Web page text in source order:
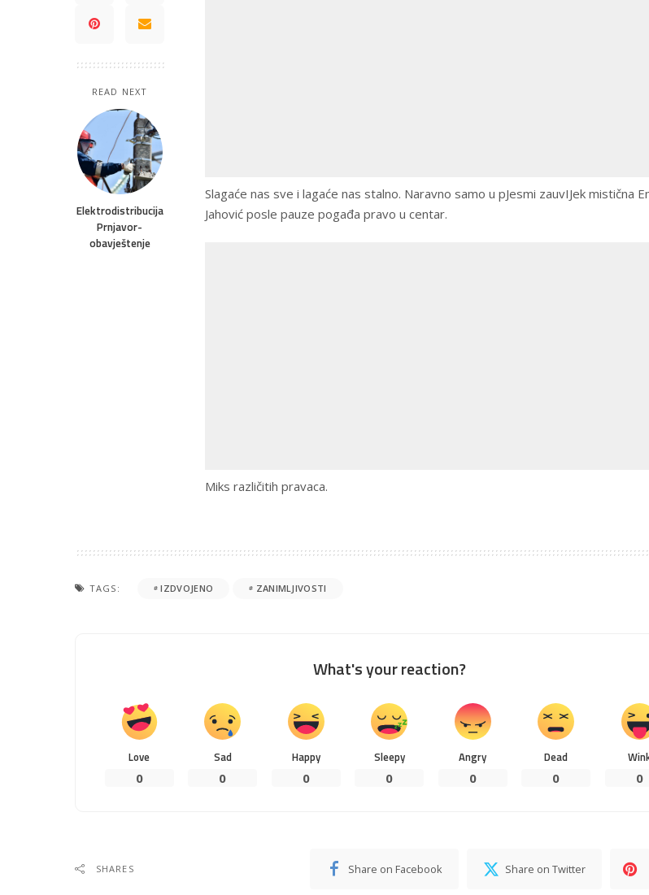
READ NEXT
Elektrodistribucija
Prnjavor-
obavještenje
Slagaće nas sve i lagaće nas stalno. Naravno samo u pJesmi zauvIJek mistična
Jahović posle pauze pogađa pravo u centar.
Miks različitih pravaca.
TAGS: IZDVOJENO ZANIMLJIVOSTI
What's your reaction?
Love
0
Sad
0
Happy
0
Sleepy
0
Angry
0
Dead
0
0
SHARES Share on Facebook Share on Twitter